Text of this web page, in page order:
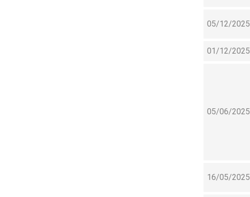
05/12/2025
01/12/2025
05/06/2025
16/05/2025